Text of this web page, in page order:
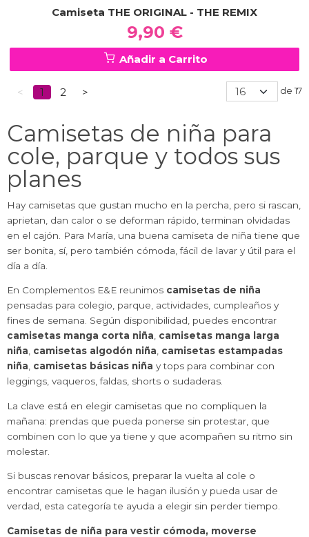
Camiseta THE ORIGINAL - THE REMIX
9,90 €
Añadir a Carrito
< 1 2 > de 17
Camisetas de niña para
cole, parque y todos sus
planes
Hay camisetas que gustan mucho en la percha, pero si rascan,
aprietan, dan calor o se deforman rápido, terminan olvidadas
en el cajón. Para María, una buena camiseta de niña tiene que
ser bonita, sí, pero también cómoda, fácil de lavar y útil para el
día a día.
En Complementos E&E reunimos camisetas de niña
pensadas para colegio, parque, actividades, cumpleaños y
fines de semana. Según disponibilidad, puedes encontrar
camisetas manga corta niña camisetas manga larga
niña camisetas algodón niña camisetas estampadas
niña camisetas básicas niña y tops para combinar con
leggings, vaqueros, faldas, shorts o sudaderas.
La clave está en elegir camisetas que no compliquen la
mañana: prendas que pueda ponerse sin protestar, que
combinen con lo que ya tiene y que acompañen su ritmo sin
molestar.
Si buscas renovar básicos, preparar la vuelta al cole o
encontrar camisetas que le hagan ilusión y pueda usar de
verdad, esta categoría te ayuda a elegir sin perder tiempo.
Camisetas de niña para vestir cómoda, moverse